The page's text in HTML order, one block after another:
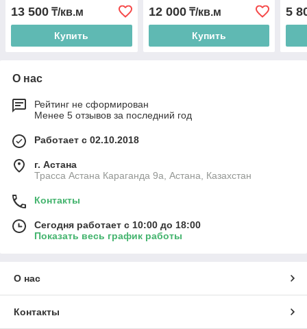
13 500 ₸/кв.м
Купить
12 000₸/кв.м
Купить
5
О нас
Рейтинг не сформирован
Менее 5 отзывов за последний год
Работает с 02.10.2018
г. Астана
Трасса Астана Караганда 9а, Астана, Казахстан
Контакты
Сегодня работает с 10:00 до 18:00
Показать весь график работы
О нас
Контакты